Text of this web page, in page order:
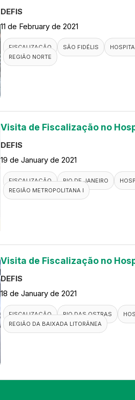
DEFIS
11 de February de 2021
FISCALIZAÇÃO SÃO FIDÉLIS
REGIÃO NORTE
Visita de Fiscalização no
DEFIS
19 de January de 2021
FISCALIZAÇÃO RIO DE JANEIRO
REGIÃO METROPOLITANA I
Visita de Fiscalização no
DEFIS
18 de January de 2021
FISCALIZAÇÃO RIO DAS OSTRAS
REGIÃO DA BAIXADA LITORÂNEA